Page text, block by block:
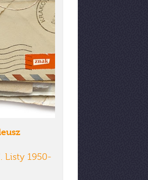
Listy 1950-